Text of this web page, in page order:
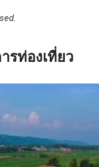
รท่องเที่ยว